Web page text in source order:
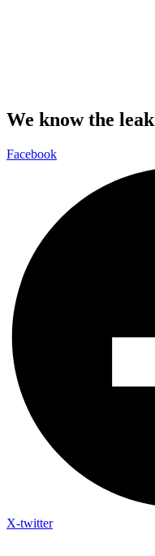
We know the leak
Facebook
X-twitter